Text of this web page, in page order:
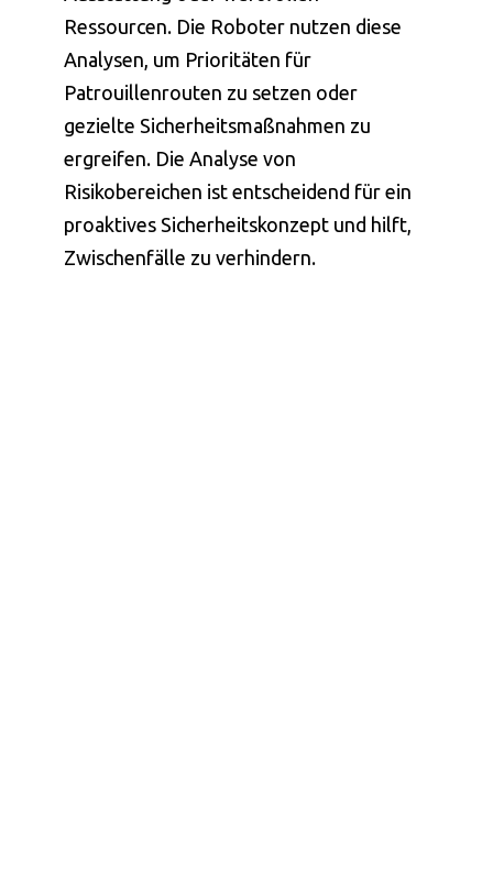
Ressourcen. Die Roboter nutzen diese
Analysen, um Prioritäten für
Patrouillenrouten zu setzen oder
gezielte Sicherheitsmaßnahmen zu
ergreifen. Die Analyse von
Risikobereichen ist entscheidend für ein
proaktives Sicherheitskonzept und hilft,
Zwischenfälle zu verhindern.